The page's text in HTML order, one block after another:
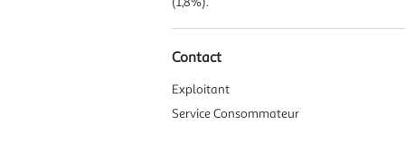
Contact
Exploitant
Service Consommateur